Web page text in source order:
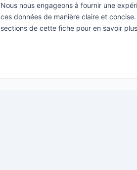
Nous nous engageons à fournir une
ces données de manière claire et
sections de cette fiche pour en savoir